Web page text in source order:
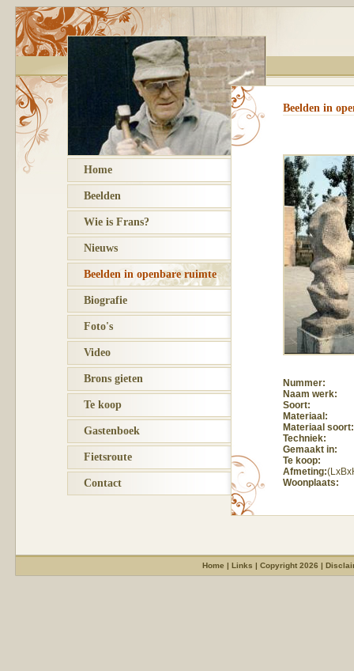
Home
Beelden
Wie is Frans?
Nieuws
Beelden in openbare ruimte
Biografie
Foto's
Video
Brons gieten
Te koop
Gastenboek
Fietsroute
Contact
Beelden in
Nummer:
Naam werk:
Soort:
Materiaal:
Materiaal soort:
Techniek:
Gemaakt in:
Te koop:
Afmeting:
Woonplaats:
Home | Links | Copyright 2026 |